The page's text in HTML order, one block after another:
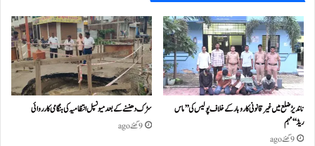
ناندیڑ ضلع میں غیر قانونی کاروبار کے خلاف پولیس کی ’’ماس
ریڈ‘‘ مہم
9 گھنٹے ago
سڑک دھنسنے کے بعد میونسپل انتظامیہ کی ہنگامی کارروائی
9 گھنٹے ago